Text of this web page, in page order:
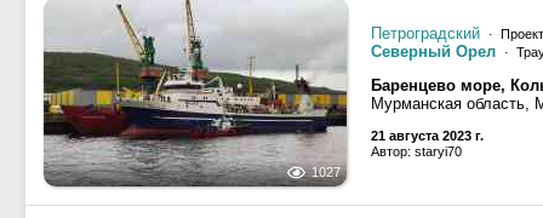
1027
Петроградский ·
Северный Орел ·
Баренцево море,
Мурманская область,
21 августа 2023 г.
Автор: staryi70